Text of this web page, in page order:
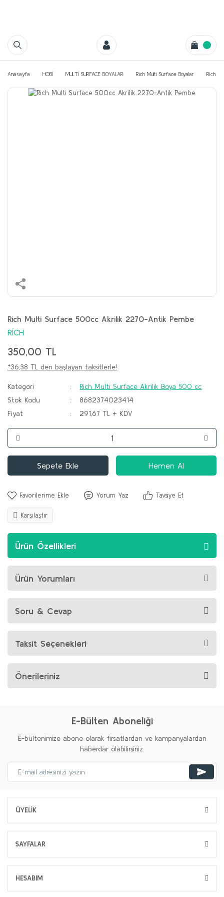
Anasayfa HOBİ MULTİ SURFACE BOYALAR Rich Multi Surface Boyalar Rich
Rich Multi Surface 500cc Akrilik 2270-Antik Pembe
RİCH
350,00 TL
*36,38 TL den başlayan taksitlerle!
Kategori
Rich Multi Surface Akrilik Boya 500 cc
Stok Kodu
8682374023414
Fiyat
291,67 TL + KDV
Sepete Ekle Hemen Al
Yorum Yaz Tavsiye Et
Karşılaştır
Ürün Özellikleri
Ürün Yorumları
Soru & Cevap
Taksit Seçenekleri
Önerileriniz
E-Bülten Aboneliği
E-bültenimize abone olarak fırsatlardan ve kampanyalardan
haberdar olabilirsiniz.
ÜYELİK
SAYFALAR
HESABIM